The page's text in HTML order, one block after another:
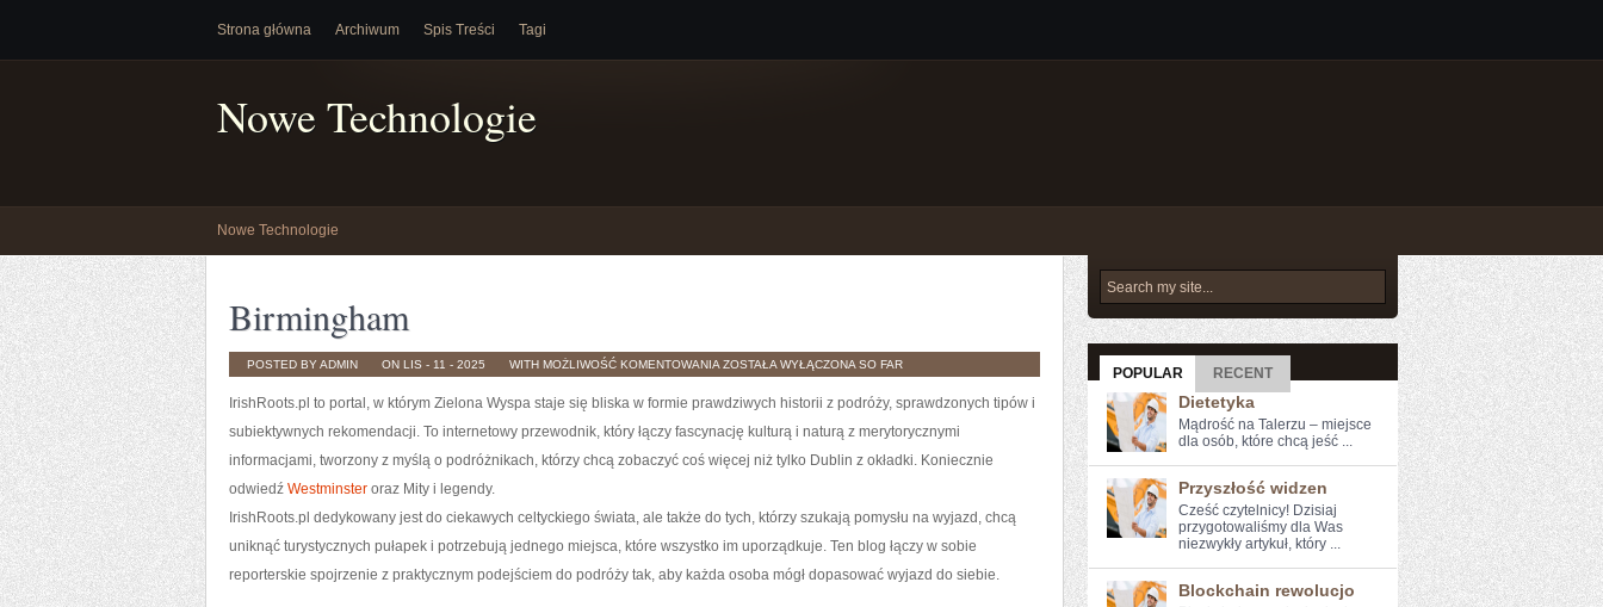
Strona główna Archiwum Spis Treści Tagi
Nowe Technologie
Nowe Technologie
Birmingham
POSTED BY ADMIN ON LIS - 11 - 2025 WITH MOŻLIWOŚĆ KOMENTOWANIA BIRMINGHAM
ZOSTAŁA WYŁĄCZONA SO FAR
IrishRoots.pl to portal, w którym Zielona Wyspa staje się bliska w formie prawdziwych historii z podróży, sprawdzonych tipów i
subiektywnych rekomendacji. To internetowy przewodnik, który łączy fascynację kulturą i naturą z merytorycznymi
informacjami, tworzony z myślą o podróżnikach, którzy chcą zobaczyć coś więcej niż tylko Dublin z okładki. Koniecznie
odwiedź Westminster oraz Mity i legendy.
IrishRoots.pl dedykowany jest do ciekawych celtyckiego świata, ale także do tych, którzy szukają pomysłu na wyjazd, chcą
uniknąć turystycznych pułapek i potrzebują jednego miejsca, które wszystko im uporządkuje. Ten blog łączy w sobie
reporterskie spojrzenie z praktycznym podejściem do podróży tak, aby każda osoba mógł dopasować wyjazd do siebie.
POPULAR RECENT
Dietetyka
Mądrość na Talerzu – miejsce
dla osób, które chcą jeść ...
Przyszłość widzen
Cześć czytelnicy! Dzisiaj
przygotowaliśmy dla Was
niezwykły artykuł, który ...
Blockchain rewolucjo